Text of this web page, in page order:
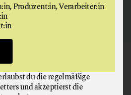
Produzent:in, Verarbeiter:in
du die regelmäßige
und akzeptierst die